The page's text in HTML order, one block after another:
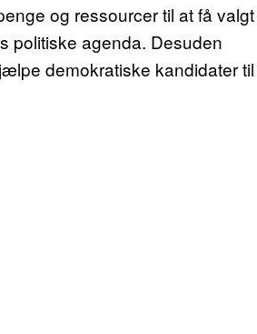
og ressourcer til at få valgt
politiske agenda. Desuden
demokratiske kandidater til